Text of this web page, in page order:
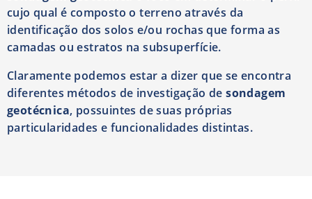
cujo qual é composto o terreno através da
identificação dos solos e/ou rochas que forma as
camadas ou estratos na subsuperfície.
Claramente podemos estar a dizer que se encontra
diferentes métodos de investigação desondagem
geotécnica, possuintes de suas próprias
particularidades e funcionalidades distintas.